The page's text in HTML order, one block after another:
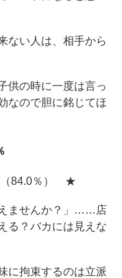
ない人は、相手から
供の時に一度は言っ
なので胆に銘じてほ
84.0％） ★
えませんか？」……店
る？バカには見えな
に拘束するのは立派